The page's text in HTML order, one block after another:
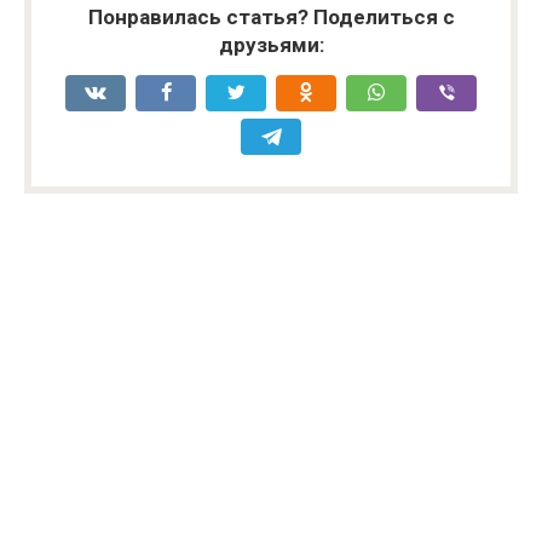
Понравилась статья? Поделиться с
друзьями: